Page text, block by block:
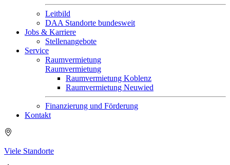
Leitbild
DAA Standorte bundesweit
Jobs & Karriere
Stellenangebote
Service
Raumvermietung
Raumvermietung
Raumvermietung Koblenz
Raumvermietung Neuwied
Finanzierung und Förderung
Kontakt
Viele Standorte